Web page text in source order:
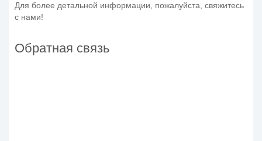
Для более детальной информации, пожалуйста, свяжитесь
с нами!
Обратная связь